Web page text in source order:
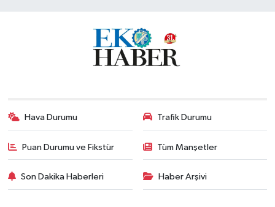
Hava Durumu Trafik Durumu
Puan Durumu ve Fikstür Tüm Manşetler
Son Dakika Haberleri Haber Arşivi